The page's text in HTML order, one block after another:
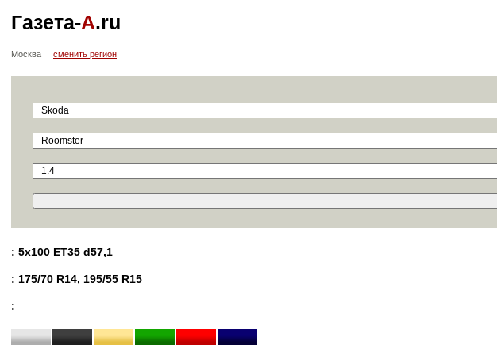
Газета-А.ru
Москва сменить регион
: 5x100 ET35 d57,1
: 175/70 R14, 195/55 R15
: